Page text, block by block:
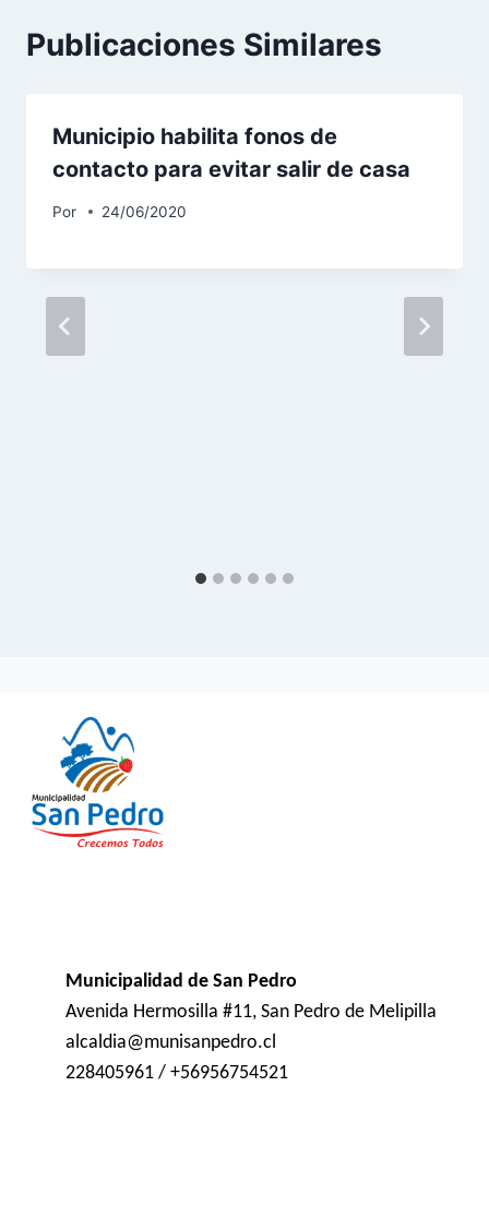
Publicaciones Similares
Municipio habilita fonos de
contacto para evitar salir de casa
Por 24/06/2020
Municipalidad de San Pedro
Avenida Hermosilla #11, San Pedro de Melipilla
alcaldia@munisanpedro.cl
228405961 / +56956754521